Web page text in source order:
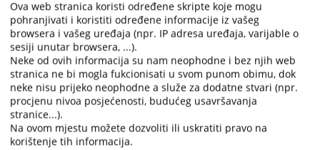
and
select
a
date.
Press
the
question
mark
key
and
select
a
date.
Press
the
question
mark
key
16.01.2017.
Ova web stranica koristi određene skripte koje mogu
pohranjivati i koristiti određene informacije iz vašeg
browsera i vašeg uređaja (npr. IP adresa uređaja, varijable o
sesiji unutar browsera, ...).
Neke od ovih informacija su nam neophodne i bez njih web
stranica ne bi mogla fukcionisati u svom punom obimu, dok
neke nisu prijeko neophodne a služe za dodatne stvari (npr.
procjenu nivoa posjećenosti, budućeg usavršavanja
stranice...).
Na ovom mjestu možete dozvoliti ili uskratiti pravo na
korištenje tih informacija.